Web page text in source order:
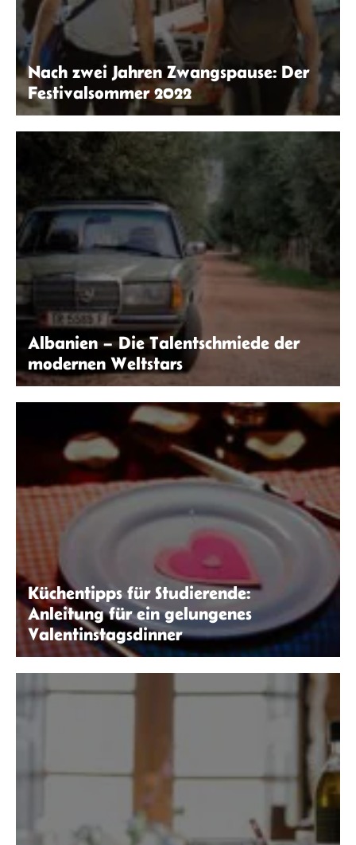
Nach zwei Jahren Zwangspause: Der
Festivalsommer 2022
Albanien – Die Talentschmiede der
modernen Weltstars
Küchentipps für Studierende:
Anleitung für ein gelungenes
Valentinstagsdinner